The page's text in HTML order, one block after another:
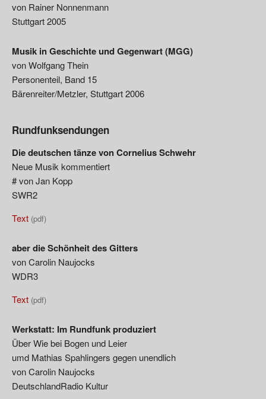
von Rainer Nonnenmann
Stuttgart 2005
Musik in Geschichte und Gegenwart (MGG)
von Wolfgang Thein
Personenteil, Band 15
Bärenreiter/Metzler, Stuttgart 2006
Rundfunksendungen
Die deutschen tänze von Cornelius Schwehr
Neue Musik kommentiert
# von Jan Kopp
SWR2
Text (pdf)
aber die Schönheit des Gitters
von Carolin Naujocks
WDR3
Text (pdf)
Werkstatt: Im Rundfunk produziert
Über Wie bei Bogen und Leier
umd Mathias Spahlingers gegen unendlich
von Carolin Naujocks
DeutschlandRadio Kultur